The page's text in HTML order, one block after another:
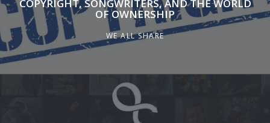
COPYRIGHT, SONGWRITERS, AND THE WORLD
OF OWNERSHIP
WE ALL SHARE